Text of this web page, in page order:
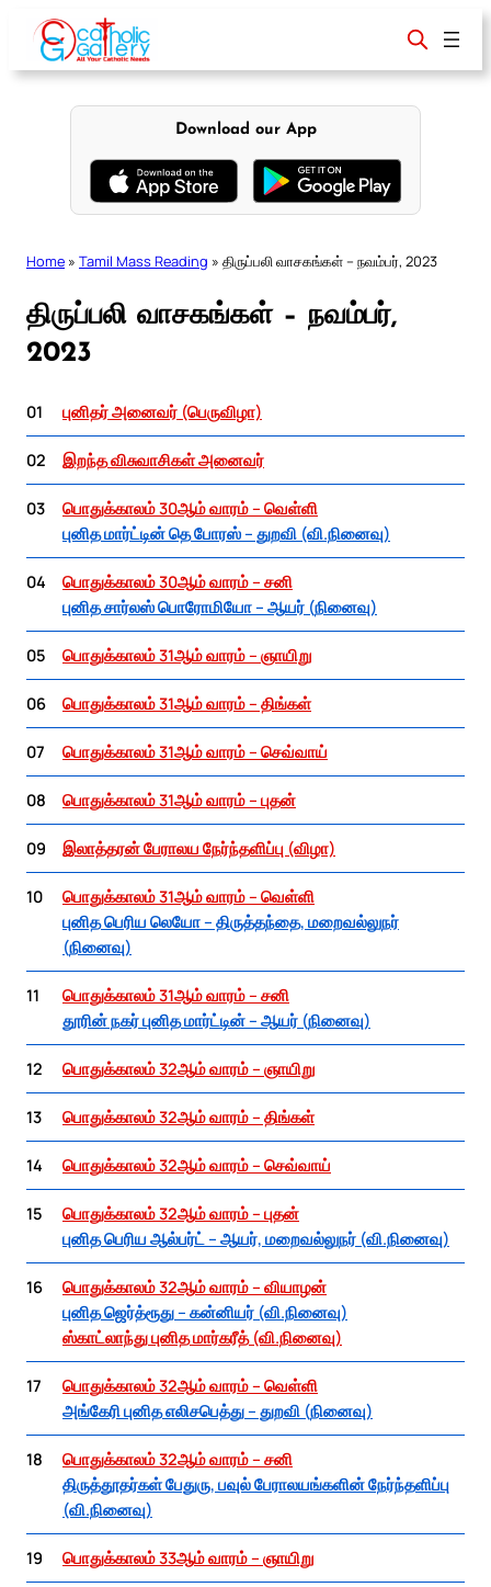
content
Download our App
Home » Tamil Mass Reading » திருப்பலி வாசகங்கள் – நவம்பர், 2023
திருப்பலி வாசகங்கள் – நவம்பர்,
2023
01 புனிதர் அனைவர் (பெருவிழா)
02 இறந்த விசுவாசிகள் அனைவர்
03
பொதுக்காலம் 30ஆம் வாரம் – வெள்ளி
புனித மார்ட்டின் தெ போரஸ் – துறவி (வி.நினைவு)
04
பொதுக்காலம் 30ஆம் வாரம் – சனி
புனித சார்லஸ் பொரோமியோ – ஆயர் (நினைவு)
05 பொதுக்காலம் 31ஆம் வாரம் – ஞாயிறு
06 பொதுக்காலம் 31ஆம் வாரம் – திங்கள்
07 பொதுக்காலம் 31ஆம் வாரம் – செவ்வாய்
08 பொதுக்காலம் 31ஆம் வாரம் – புதன்
09 இலாத்தரன் பேராலய நேர்ந்தளிப்பு (விழா)
10
பொதுக்காலம் 31ஆம் வாரம் – வெள்ளி
புனித பெரிய லெயோ – திருத்தந்தை, மறைவல்லுநர்
(நினைவு)
11
பொதுக்காலம் 31ஆம் வாரம் – சனி
தூரின் நகர் புனித மார்ட்டின் – ஆயர் (நினைவு)
12 பொதுக்காலம் 32ஆம் வாரம் – ஞாயிறு
13 பொதுக்காலம் 32ஆம் வாரம் – திங்கள்
14 பொதுக்காலம் 32ஆம் வாரம் – செவ்வாய்
15
பொதுக்காலம் 32ஆம் வாரம் – புதன்
புனித பெரிய ஆல்பர்ட் – ஆயர், மறைவல்லுநர் (வி.நினைவு)
16
பொதுக்காலம் 32ஆம் வாரம் – வியாழன்
புனித ஜெர்த்ரூது – கன்னியர் (வி.நினைவு)
ஸ்காட்லாந்து புனித மார்கரீத் (வி.நினைவு)
17
பொதுக்காலம் 32ஆம் வாரம் – வெள்ளி
அங்கேரி புனித எலிசபெத்து – துறவி (நினைவு)
18
பொதுக்காலம் 32ஆம் வாரம் – சனி
திருத்தூதர்கள் பேதுரு, பவுல் பேராலயங்களின் நேர்ந்தளிப்பு
(வி.நினைவு)
19 பொதுக்காலம் 33ஆம் வாரம் – ஞாயிறு